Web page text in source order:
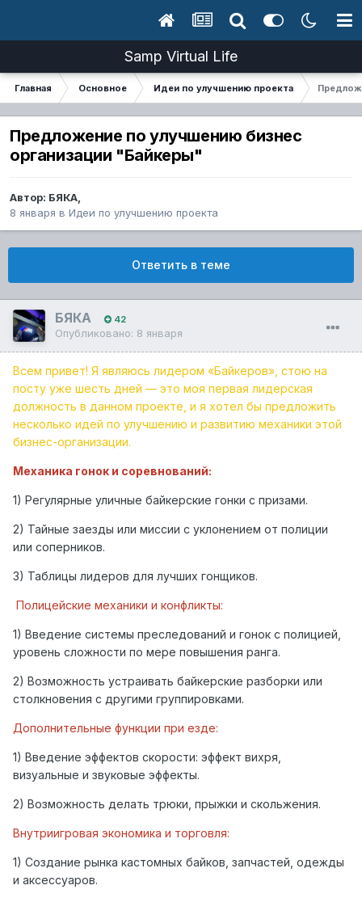
Samp Virtual Life
Главная Основное Идеи по улучшению проекта
Предложение по улучшению бизнес
организации "Байкеры"
Автор: БЯКА,
8 января в Идеи по улучшению проекта
Ответить в теме
БЯКА 42
Опубликовано: 8 января
Всем привет! Я являюсь лидером «Байкеров», стою на
посту уже шесть дней — это моя первая лидерская
должность в данном проекте, и я хотел бы предложить
несколько идей по улучшению и развитию механики этой
бизнес-организации.
Механика гонок и соревнований:
1) Регулярные уличные байкерские гонки с призами.
2) Тайные заезды или миссии с уклонением от полиции
или соперников.
3) Таблицы лидеров для лучших гонщиков.
Полицейские механики и конфликты:
1) Введение системы преследований и гонок с полицией,
уровень сложности по мере повышения ранга.
2) Возможность устраивать байкерские разборки или
столкновения с другими группировками.
Дополнительные функции при езде:
1) Введение эффектов скорости: эффект вихря,
визуальные и звуковые эффекты.
2) Возможность делать трюки, прыжки и скольжения.
Внутриигровая экономика и торговля:
1) Создание рынка кастомных байков, запчастей, одежды
и аксессуаров.